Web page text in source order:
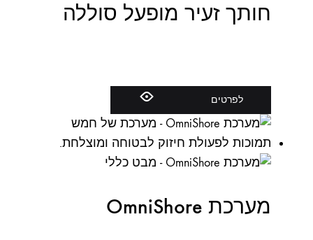
חותך זעיר מופעל סוללה
לפרטים
מערכת OmniShore